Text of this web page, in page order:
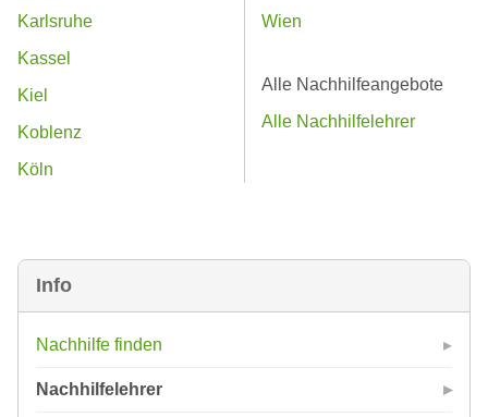
Info
Nachhilfe finden
Nachhilfelehrer
Karlsruhe
Kassel
Kiel
Koblenz
Köln
Wien
Alle Nachhilfeangebote
Alle Nachhilfelehrer